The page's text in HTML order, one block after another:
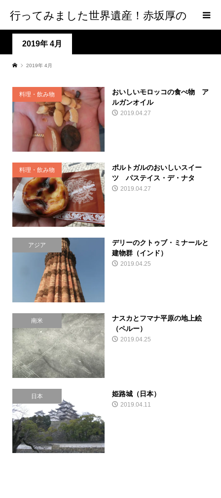
行ってみました世界遺産！赤坂厚の
world Heritage
2019年 4月
2019年 4月
料理・飲み物
おいしいモロッコの食べ物 ア
ルガンオイル
2019.04.27
料理・飲み物
ポルトガルのおいしいスイー
ツ パステイス・デ・ナタ
2019.04.27
アジア
デリーのクトゥブ・ミナールと
建物群（インド）
2019.04.25
南米
ナスカとフマナ平原の地上絵
（ペルー）
2019.04.25
日本 姫路城（日本）
2019.04.11